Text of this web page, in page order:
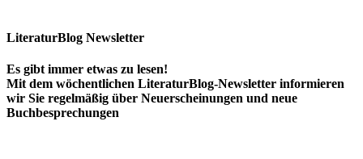
LiteraturBlog Newsletter
Es gibt immer etwas zu lesen!
Mit dem wöchentlichen LiteraturBlog-Newsletter informieren
wir Sie regelmäßig über Neuerscheinungen und neue
Buchbesprechungen